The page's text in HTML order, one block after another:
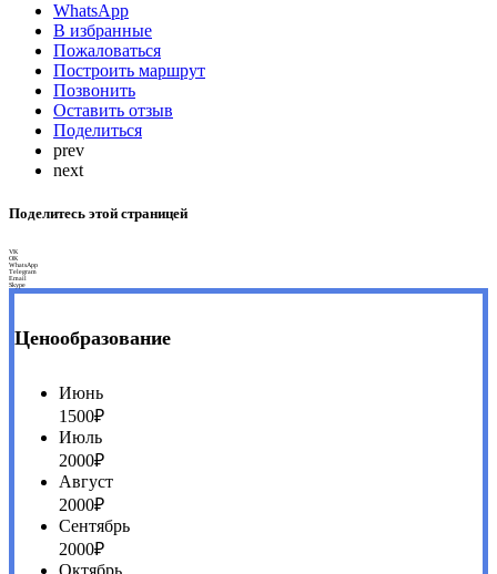
WhatsApp
В избранные
Пожаловаться
Построить маршрут
Позвонить
Оставить отзыв
Поделиться
prev
next
Поделитесь этой страницей
VK
OK
WhatsApp
Telegram
Email
Skype
Ценообразование
Июнь
1500₽
Июль
2000₽
Август
2000₽
Сентябрь
2000₽
Октябрь